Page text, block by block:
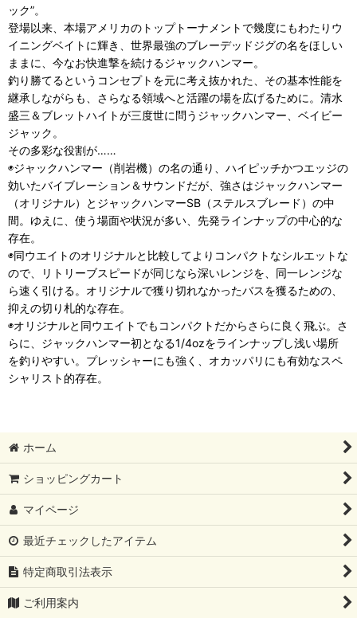
ック”。
登場以来、本場アメリカのトップトーナメントで幾度にもわたりウ
イニングベイトに輝き、世界最強のブレーデッドジグの名をほしい
ままに、今なお快進撃を続けるジャックハンマー。
釣り勝てるというコンセプトを元に考え抜かれた、その基本性能を
継承しながらも、さらなる領域へと活躍の場を広げるために。清水
盛三＆ブレットハイトが三度世に問うジャックハンマー、ベイビー
ジャック。
その多彩な役割が……
◉ジャックハンマー（削岩機）の名の通り、ハイピッチかつエッジの
効いたバイブレーション＆サウンドだが、強さはジャックハンマー
（オリジナル）とジャックハンマーSB（ステルスブレード）の中
間。ゆえに、使う場面や状況が多い、先発ラインナップの中心的な
存在。
◉同ウエイトのオリジナルと比較してよりコンパクトなシルエットな
ので、リトリーブスピードが同じなら深いレンジを、同一レンジな
ら速く引ける。オリジナルで獲り切れなかったバスを獲るための、
抑えの切り札的な存在。
◉オリジナルと同ウエイトでもコンパクトだからさらに良く飛ぶ。さ
らに、ジャックハンマー初となる1/4ozをラインナップし浅い場所
を釣りやすい。プレッシャーにも強く、オカッパリにも有効なスペ
シャリスト的存在。
ホーム
ショッピングカート
マイページ
最近チェックしたアイテム
特定商取引法表示
ご利用案内